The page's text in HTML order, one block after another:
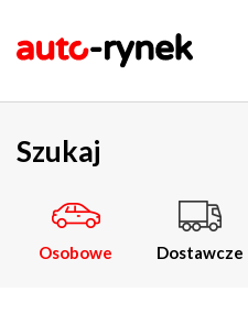
Szukaj
Osobowe Dostawcze